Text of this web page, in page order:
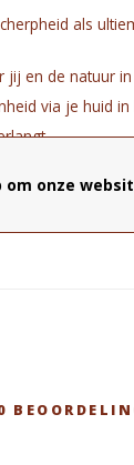
als
jij en de natuur
via je huid
groene thee,
zwarte
om onze